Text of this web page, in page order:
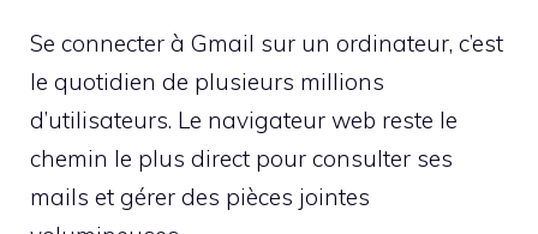
Se connecter à Gmail sur un ordinateur, c’est
le quotidien de plusieurs millions
d’utilisateurs. Le navigateur web reste le
chemin le plus direct pour consulter ses
mails et gérer des pièces jointes